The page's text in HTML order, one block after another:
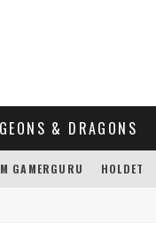
& DRAGONS
GAMERGURU HOLDET